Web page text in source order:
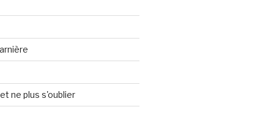
ne plus s'oublier